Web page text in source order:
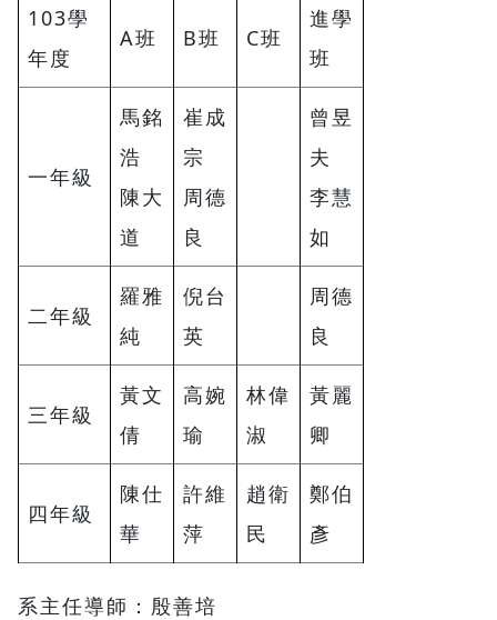
103學
年度
A班 B班 C班
進學
班
一年級
馬銘
浩
陳大
道
崔成
宗
周德
良
曾昱
夫
李慧
如
二年級
羅雅
純
倪台
英
周德
良
三年級
黃文
倩
高婉
瑜
林偉
淑
黃麗
卿
四年級
陳仕
華
許維
萍
趙衛
民
鄭伯
彥
系主任導師：殷善培